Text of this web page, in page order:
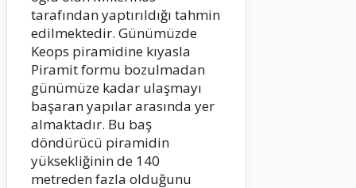
tarafından yaptırıldığı tahmin
edilmektedir. Günümüzde
Keops piramidine kıyasla
Piramit formu bozulmadan
günümüze kadar ulaşmayı
başaran yapılar arasında yer
almaktadır. Bu baş
döndürücü piramidin
yüksekliğinin de 140
metreden fazla olduğunu